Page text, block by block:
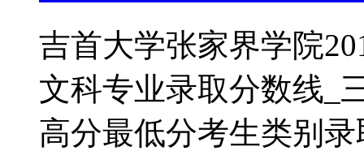
吉首大学张家界学院
文科专业录取分数线_
高分最低分考生类别